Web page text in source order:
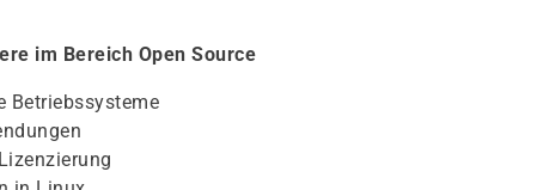
im Bereich Open Source
Betriebssysteme